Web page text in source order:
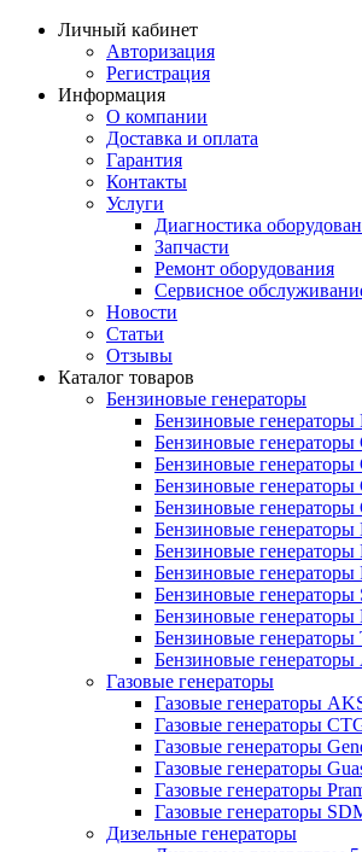
Личный кабинет
Авторизация
Регистрация
Информация
О компании
Доставка и оплата
Гарантия
Контакты
Услуги
Диагностика
Запчасти
Ремонт оборудования
Сервисное
Новости
Статьи
Отзывы
Каталог товаров
Бензиновые генераторы
Бензиновые
Бензиновые генераторы
Бензиновые генераторы
Бензиновые генераторы
Бензиновые генераторы
Бензиновые генераторы
Бензиновые генераторы
Бензиновые генераторы
Бензиновые генераторы
Бензиновые генераторы
Бензиновые
Бензиновые
Газовые генераторы
Газовые генераторы
Газовые генераторы
Газовые генераторы
Газовые генераторы
Газовые генераторы
Газовые генераторы
Дизельные генераторы